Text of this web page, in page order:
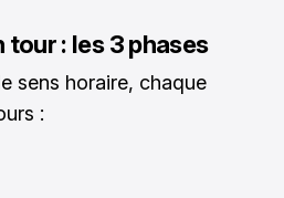
tour : les 3 phases
sens horaire, chaque
: